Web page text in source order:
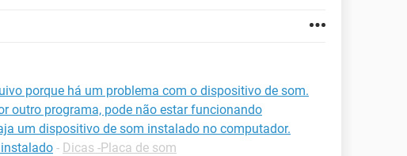
porque há um problema com o dispositivo de som.
outro programa, pode não estar funcionando
um dispositivo de som instalado no computador.
- Dicas -Placa de som